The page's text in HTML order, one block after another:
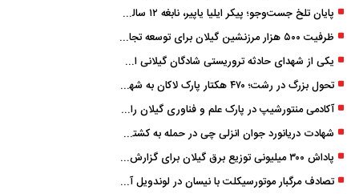
پایان تلخ جست‌وجو؛ پیکر ایلیا یاپیر، نابغه ۱۲ ساله لاهیجانی پیدا شد
ظرفیت ۵۰۰ هزار مرزنشین گیلان برای توسعه تجارت فعال می‌شود
یکی از شهدای حادثه تروریستی شادگان گیلانی است/ شهادت «سینا سیاه‌ نژاد» در درگیری با اشرار مسلح
تحول بزرگ در رشت؛ ۴۷۰ هکتار پارک لاکان به شهر ملحق می‌شود/ انتقال سند به‌ زودی
آکادمی منتورشیپ در پارک علم و فناوری گیلان راه‌اندازی شد
شهادت دریانورد جوان انزلی چی در حمله به کشتی تجاری در دریای کاسپین
پاداش ۳۰۰ میلیونی توزیع برق گیلان برای گزارش ماینرهای غیرمجاز
تصادف مرگبار موتورسیکلت با نیسان در لوندویل آستارا/ انتقال مصدوم با اورژانس هوایی به رشت